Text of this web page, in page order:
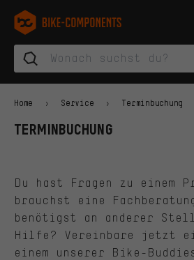
Zur Hauptnavigation springen
Zur Kategorienavigation springen
Zum Inhalt springen
Zu Marken und Newsletter springen
Zur Fußzeile springen
bike-components.de Startseite
Home Service Terminbuchung
TERMINBUCHUNG
Du hast Fragen zu einem
brauchst eine
benötigst an anderer
Hilfe? Vereinbare jetzt
einem unserer Bike-